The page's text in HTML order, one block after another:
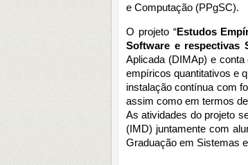
e Computação (PPgSC).
O projeto “Estudos
Software e respectivas
Aplicada (DIMAp) e
empíricos quantitativos e
instalação contínua com
assim como em termos
As atividades do projeto
(IMD) juntamente com
Graduação em Sistemas